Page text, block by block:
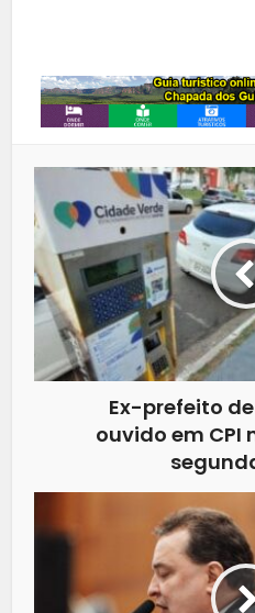
Ex-prefeito
ouvido em CPI